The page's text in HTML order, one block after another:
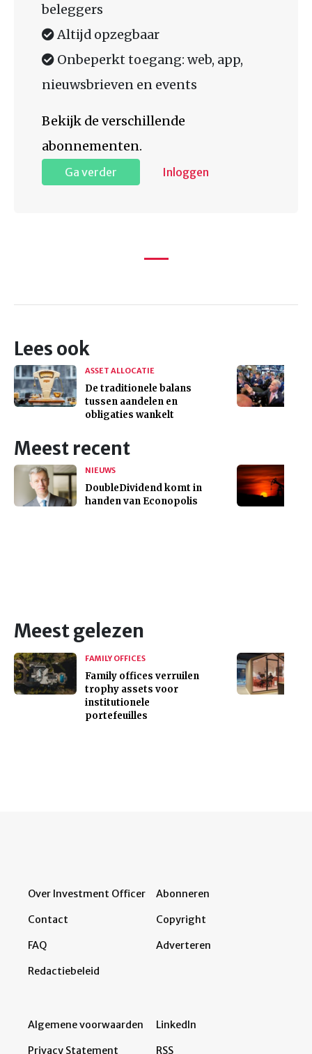
beleggers
Altijd opzegbaar
Onbeperkt toegang: web, app,
nieuwsbrieven en events
Bekijk de verschillende
abonnementen.
Ga verder Inloggen
Lees ook
ASSET ALLOCATIE
De traditionele balans
tussen aandelen en
obligaties wankelt
Meest recent
NIEUWS
DoubleDividend komt in
handen van Econopolis
Meest gelezen
FAMILY OFFICES
Family offices verruilen
trophy assets voor
institutionele
portefeuilles
Over Investment Officer
Contact
FAQ
Redactiebeleid
Abonneren
Copyright
Adverteren
Algemene voorwaarden
Privacy Statement
LinkedIn
RSS